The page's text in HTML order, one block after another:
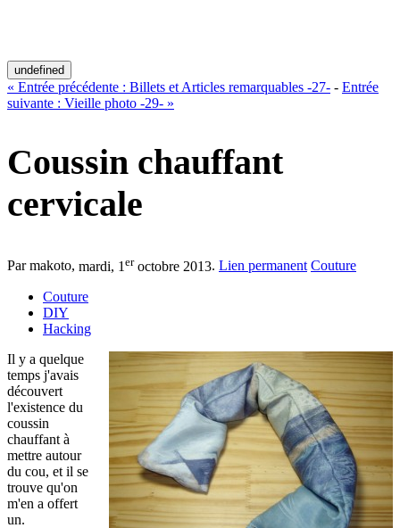
undefined
« Entrée précédente : Billets et Articles remarquables -27- - Entrée
suivante : Vieille photo -29- »
Coussin chauffant
cervicale
Par makoto, mardi, 1 eroctobre 2013. Lien permanent Couture
Couture
DIY
Hacking
Il y a quelque
temps j'avais
découvert
l'existence du
coussin
chauffant à
mettre autour
du cou, et il se
trouve qu'on
m'en a offert
un.